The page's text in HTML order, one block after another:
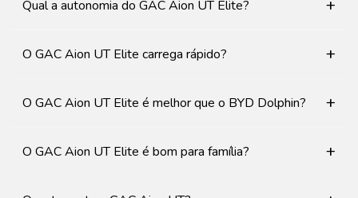
Qual a autonomia do GAC Aion UT Elite? +
O GAC Aion UT Elite carrega rápido? +
O GAC Aion UT Elite é melhor que o BYD Dolphin? +
O GAC Aion UT Elite é bom para família? +